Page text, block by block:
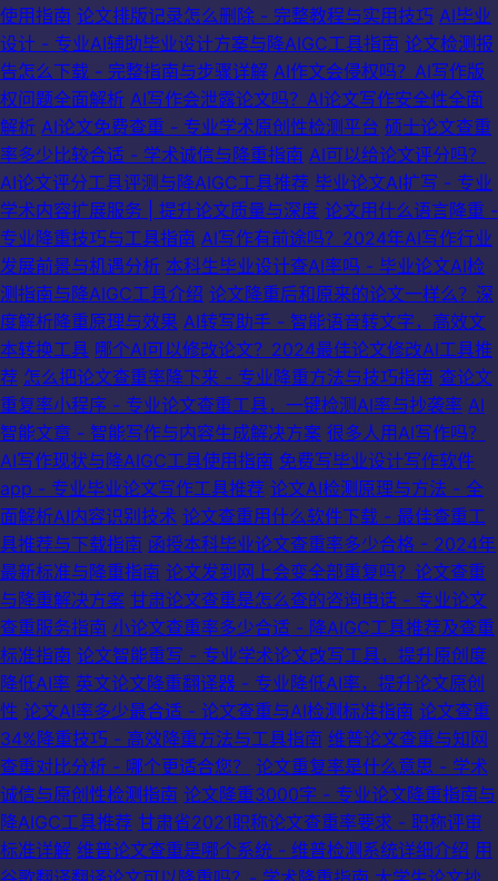
使用指南 论文排版记录怎么删除 - 完整教程与实用技巧 AI毕业
设计 - 专业AI辅助毕业设计方案与降AIGC工具指南 论文检测报
告怎么下载 - 完整指南与步骤详解 AI作文会侵权吗？AI写作版
权问题全面解析 AI写作会泄露论文吗？AI论文写作安全性全面
解析 AI论文免费查重 - 专业学术原创性检测平台 硕士论文查重
率多少比较合适 - 学术诚信与降重指南 AI可以给论文评分吗？
AI论文评分工具评测与降AIGC工具推荐 毕业论文AI扩写 - 专业
学术内容扩展服务 | 提升论文质量与深度 论文用什么语言降重 -
专业降重技巧与工具指南 AI写作有前途吗？2024年AI写作行业
发展前景与机遇分析 本科生毕业设计查AI率吗 - 毕业论文AI检
测指南与降AIGC工具介绍 论文降重后和原来的论文一样么？深
度解析降重原理与效果 AI转写助手 - 智能语音转文字，高效文
本转换工具 哪个AI可以修改论文？2024最佳论文修改AI工具推
荐 怎么把论文查重率降下来 - 专业降重方法与技巧指南 查论文
重复率小程序 - 专业论文查重工具，一键检测AI率与抄袭率 AI
智能文章 - 智能写作与内容生成解决方案 很多人用AI写作吗？
AI写作现状与降AIGC工具使用指南 免费写毕业设计写作软件
app - 专业毕业论文写作工具推荐 论文AI检测原理与方法 - 全
面解析AI内容识别技术 论文查重用什么软件下载 - 最佳查重工
具推荐与下载指南 函授本科毕业论文查重率多少合格 - 2024年
最新标准与降重指南 论文发到网上会变全部重复吗？论文查重
与降重解决方案 甘肃论文查重是怎么查的咨询电话 - 专业论文
查重服务指南 小论文查重率多少合适 - 降AIGC工具推荐及查重
标准指南 论文智能重写 - 专业学术论文改写工具，提升原创度
降低AI率 英文论文降重翻译器 - 专业降低AI率，提升论文原创
性 论文AI率多少最合适 - 论文查重与AI检测标准指南 论文查重
34%降重技巧 - 高效降重方法与工具指南 维普论文查重与知网
查重对比分析 - 哪个更适合您？
论文重复率是什么意思 - 学术
诚信与原创性检测指南 论文降重3000字 - 专业论文降重指南与
降AIGC工具推荐 甘肃省2021职称论文查重率要求 - 职称评审
标准详解 维普论文查重是哪个系统 - 维普检测系统详细介绍 用